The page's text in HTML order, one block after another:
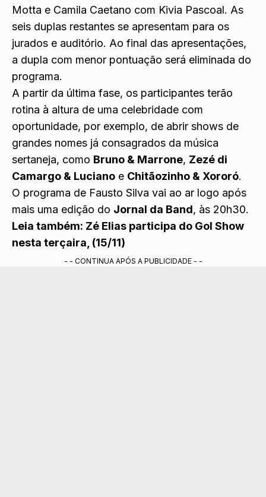
Motta e Camila Caetano com Kivia Pascoal. As
seis duplas restantes se apresentam para os
jurados e auditório. Ao final das apresentações,
a dupla com menor pontuação será eliminada do
programa.
A partir da última fase, os participantes terão
rotina à altura de uma celebridade com
oportunidade, por exemplo, de abrir shows de
grandes nomes já consagrados da música
sertaneja, como Bruno & Marrone, Zezé di
Camargo & Luciano e Chitãozinho & Xororó.
O programa de Fausto Silva vai ao ar logo após
mais uma edição do Jornal da Band, às 20h30.
Leia também: Zé Elias participa do Gol Show
nesta terçaira, (15/11)
- - CONTINUA APÓS A PUBLICIDADE - -